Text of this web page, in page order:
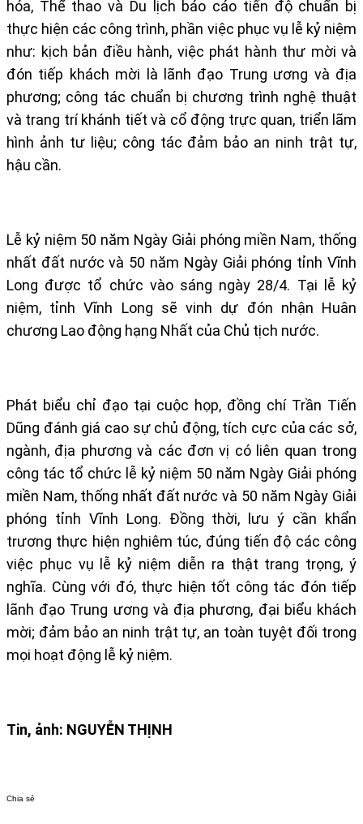
hóa, Thể thao và Du lịch báo cáo tiến độ chuẩn bị
thực hiện các công trình, phần việc phục vụ lễ kỷ niệm
như: kịch bản điều hành, việc phát hành thư mời và
đón tiếp khách mời là lãnh đạo Trung ương và địa
phương; công tác chuẩn bị chương trình nghệ thuật
và trang trí khánh tiết và cổ động trực quan, triển lãm
hình ảnh tư liệu; công tác đảm bảo an ninh trật tự,
hậu cần.
Lễ kỷ niệm 50 năm Ngày Giải phóng miền Nam, thống
nhất đất nước và 50 năm Ngày Giải phóng tỉnh Vĩnh
Long được tổ chức vào sáng ngày 28/4. Tại lễ kỷ
niệm, tỉnh Vĩnh Long sẽ vinh dự đón nhận Huân
chương Lao động hạng Nhất của Chủ tịch nước.
Phát biểu chỉ đạo tại cuộc họp, đồng chí Trần Tiến
Dũng đánh giá cao sự chủ động, tích cực của các sở,
ngành, địa phương và các đơn vị có liên quan trong
công tác tổ chức lễ kỷ niệm 50 năm Ngày Giải phóng
miền Nam, thống nhất đất nước và 50 năm Ngày Giải
phóng tỉnh Vĩnh Long. Đồng thời, lưu ý cần khẩn
trương thực hiện nghiêm túc, đúng tiến độ các công
việc phục vụ lễ kỷ niệm diễn ra thật trang trọng, ý
nghĩa. Cùng với đó, thực hiện tốt công tác đón tiếp
lãnh đạo Trung ương và địa phương, đại biểu khách
mời; đảm bảo an ninh trật tự, an toàn tuyệt đối trong
mọi hoạt động lễ kỷ niệm.
Tin, ảnh: NGUYỄN THỊNH
Chia sẻ